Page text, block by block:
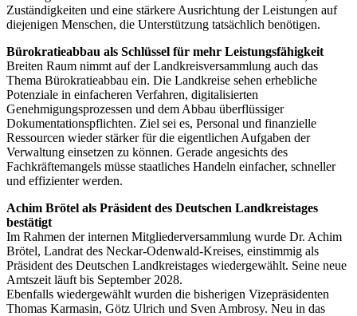
Zuständigkeiten und eine stärkere Ausrichtung der Leistungen auf
diejenigen Menschen, die Unterstützung tatsächlich benötigen.
Bürokratieabbau als Schlüssel für mehr Leistungsfähigkeit
Breiten Raum nimmt auf der Landkreisversammlung auch das
Thema Bürokratieabbau ein. Die Landkreise sehen erhebliche
Potenziale in einfacheren Verfahren, digitalisierten
Genehmigungsprozessen und dem Abbau überflüssiger
Dokumentationspflichten. Ziel sei es, Personal und finanzielle
Ressourcen wieder stärker für die eigentlichen Aufgaben der
Verwaltung einsetzen zu können. Gerade angesichts des
Fachkräftemangels müsse staatliches Handeln einfacher, schneller
und effizienter werden.
Achim Brötel als Präsident des Deutschen Landkreistages
bestätigt
Im Rahmen der internen Mitgliederversammlung wurde Dr. Achim
Brötel, Landrat des Neckar-Odenwald-Kreises, einstimmig als
Präsident des Deutschen Landkreistages wiedergewählt. Seine neue
Amtszeit läuft bis September 2028.
Ebenfalls wiedergewählt wurden die bisherigen Vizepräsidenten
Thomas Karmasin, Götz Ulrich und Sven Ambrosy. Neu in das